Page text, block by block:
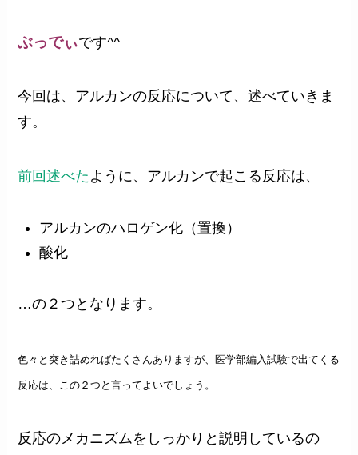
ぶっでぃです^^
今回は、アルカンの反応について、述べていきま
す。
前回述べた ように、アルカンで起こる反応は、
アルカンのハロゲン化（置換）
酸化
…の２つとなります。
色々と突き詰めればたくさんありますが、医学部編入試験で出てくる
反応は、この２つと言ってよいでしょう。
反応のメカニズムをしっかりと説明しているの